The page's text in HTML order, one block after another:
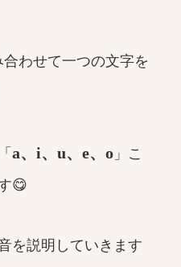
合わせて一つの文字を
a、i、u、e、o 」こ
😋
を説明していきます